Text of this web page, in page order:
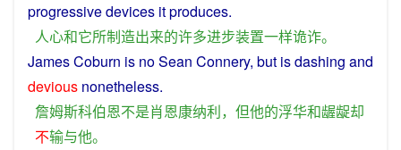
progressivedevices itproduces.
人心和它所制造出来的许多进步装置一样诡诈。
James Coburn is no Sean Connery, but isdashing and
devious nonetheless.
詹姆斯科伯恩不是肖恩康纳利， 但他的浮华和龌龊却
不输与他。